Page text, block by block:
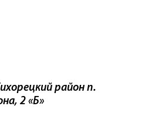
район п.
2 «Б»